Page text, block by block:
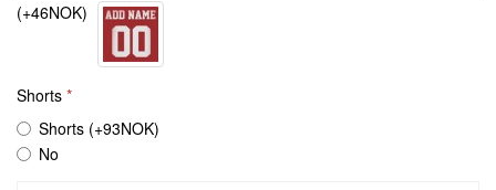
(+46NOK)
Shorts
Shorts (+93NOK)
No